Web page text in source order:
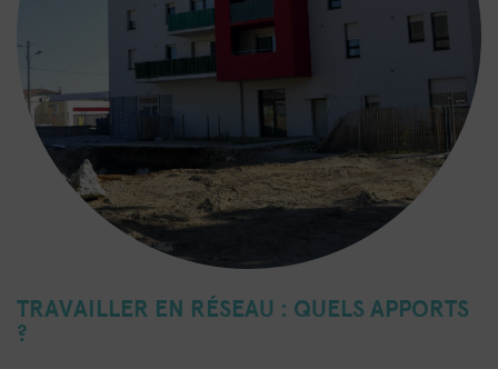
TRAVAILLER EN RÉSEAU : QUELS APPORTS
?